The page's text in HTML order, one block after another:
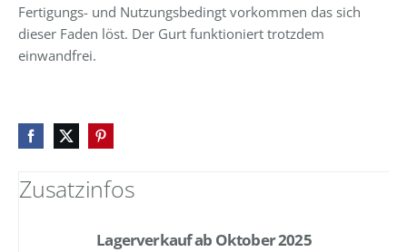
Zusatzinfos
Lagerverkauf ab Oktober 2025
Fertigungs- und Nutzungsbedingt vorkommen das sich
dieser Faden löst. Der Gurt funktioniert trotzdem
einwandfrei.